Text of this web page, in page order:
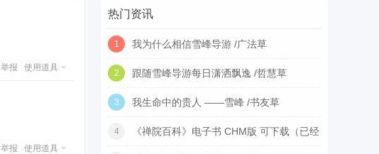
举报 使用道具
举报 使用道具
热门资讯
1 我为什么相信雪峰导游 /广法草
2 跟随雪峰导游每日潇洒飘逸 /哲慧草
3 我生命中的贵人 ——雪峰 /书友草
4 《禅院百科》电子书 CHM版 可下载（已经